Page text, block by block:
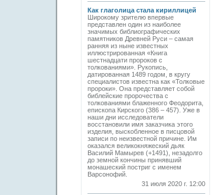
Как глаголица стала кириллицей
Широкому зрителю впервые
представлен один из наиболее
значимых библиографических
памятников Древней Руси – самая
ранняя из ныне известных
иллюстрированная «Книга
шестнадцати пророков с
толкованиями». Рукопись,
датированная 1489 годом, в кругу
специалистов известна как «Толковые
пророки». Она представляет собой
библейские пророчества с
толкованиями блаженного Феодорита,
епископа Кирского (386 – 457). Уже в
наши дни исследователи
восстановили имя заказчика этого
изделия, выскобленное в писцовой
записи по неизвестной причине. Им
оказался великокняжеский дьяк
Василий Мамырев (+1491), незадолго
до земной кончины принявший
монашеский постриг с именем
Варсонофий.
31 июля 2020 г. 12:00